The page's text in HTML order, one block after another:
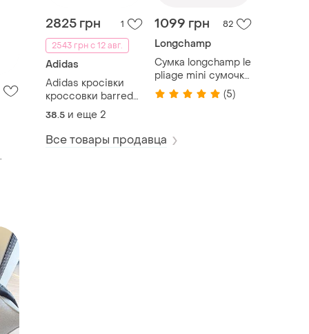
2825 грн
1
2543 грн с 12 авг.
Adidas
Adidas кросівки
кроссовки barreda
decode кожа замш
оригинал
38.5 и еще 2
1099 грн 82
Longchamp
Сумка longchamp le
pliage mini сумочка
лоншам лонгчем
(5)
Все товары продавца